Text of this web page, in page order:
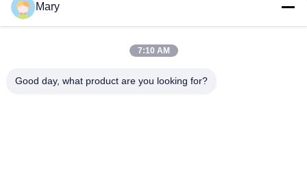
0086-13711630819
Mary
7:10 AM
Good day, what product are you looking for?